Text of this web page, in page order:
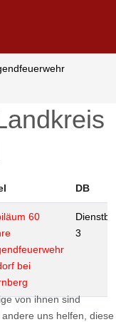
DB
60
bei
3
von ihnen sind
uns helfen, diese